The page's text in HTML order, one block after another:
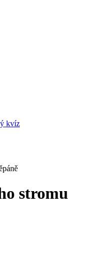
kvíz
stromu